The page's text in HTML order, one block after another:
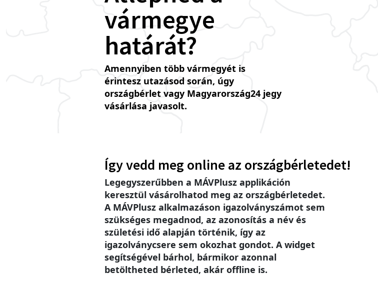
vármegye
határát?
Amennyiben több vármegyét is
érintesz utazásod során, úgy
országbérlet vagy Magyarország24 jegy
vásárlása javasolt.
Így vedd meg online az országbérletedet!
Legegyszerűbben a MÁVPlusz applikáción
keresztül vásárolhatod meg az országbérletedet.
A MÁVPlusz alkalmazáson igazolványszámot sem
szükséges megadnod, az azonosítás a név és
születési idő alapján történik, így az
igazolványcsere sem okozhat gondot. A widget
segítségével bárhol, bármikor azonnal
betöltheted bérleted, akár offline is.